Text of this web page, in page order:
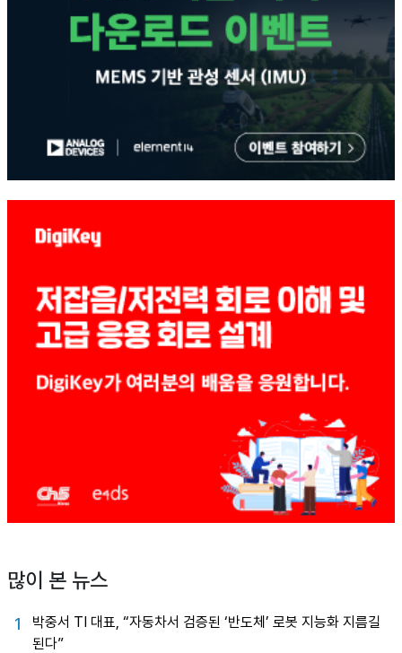
많이 본 뉴스
1
박중서 TI 대표, “자동차서 검증된 ‘반도체’ 로봇 지능화 지름길
된다”